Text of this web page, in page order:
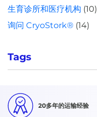
生育诊所和医疗机构 (10)
询问 CryoStork® (14)
Tags
20多年的运输经验